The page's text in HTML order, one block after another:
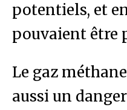
potentiels, et
pouvaient être
Le gaz
aussi un